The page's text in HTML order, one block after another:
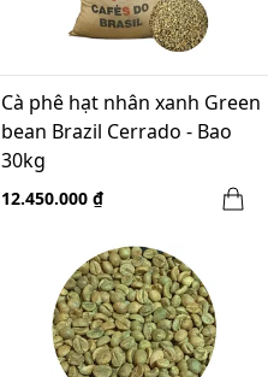
Cà phê hạt nhân xanh Green
bean Brazil Cerrado - Bao
30kg
12.450.000 ₫